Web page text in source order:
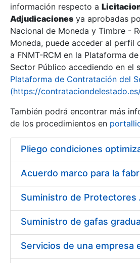
Mostrar/Ocultar
información respecto a
Adjudicaciones ya aprobadas
Nacional de Moneda y Timbre -
Moneda, puede acceder al perfil
a FNMT-RCM en la Plataforma
Sector Público accediendo en el
Plataforma de Contratación del
(https://
También podrá encontrar más
de los procedimientos en